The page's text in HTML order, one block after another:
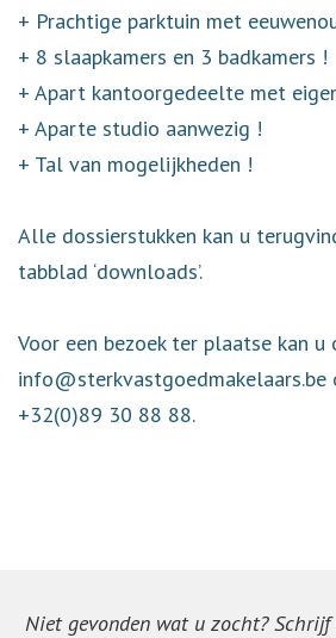
+ Prachtige parktuin met
+ 8 slaapkamers en 3 badkamers !
+ Apart kantoorgedeelte met
+ Aparte studio aanwezig !
+ Tal van mogelijkheden !
Alle dossierstukken kan u
tabblad ‘downloads’.
Voor een bezoek ter plaatse kan
+32(0)89 30 88 88.
Niet gevonden wat u zocht?